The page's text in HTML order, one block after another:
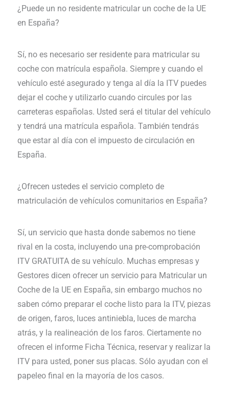
¿Puede un no residente matricular un coche de la UE
en España?
Sí, no es necesario ser residente para matricular su
coche con matrícula española. Siempre y cuando el
vehículo esté asegurado y tenga al día la ITV puedes
dejar el coche y utilizarlo cuando circules por las
carreteras españolas. Usted será el titular del vehículo
y tendrá una matrícula española. También tendrás
que estar al día con el impuesto de circulación en
España.
¿Ofrecen ustedes el servicio completo de
matriculación de vehículos comunitarios en España?
Sí, un servicio que hasta donde sabemos no tiene
rival en la costa, incluyendo una pre-comprobación
ITV GRATUITA de su vehículo. Muchas empresas y
Gestores dicen ofrecer un servicio para Matricular un
Coche de la UE en España, sin embargo muchos no
saben cómo preparar el coche listo para la ITV, piezas
de origen, faros, luces antiniebla, luces de marcha
atrás, y la realineación de los faros. Ciertamente no
ofrecen el informe Ficha Técnica, reservar y realizar la
ITV para usted, poner sus placas. Sólo ayudan con el
papeleo final en la mayoría de los casos.